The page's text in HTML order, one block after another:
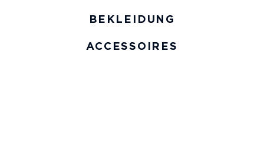
BEKLEIDUNG
ACCESSOIRES